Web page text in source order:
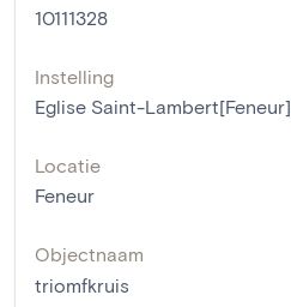
10111328
Instelling
Eglise Saint-Lambert[Feneur]
Locatie
Feneur
Objectnaam
triomfkruis